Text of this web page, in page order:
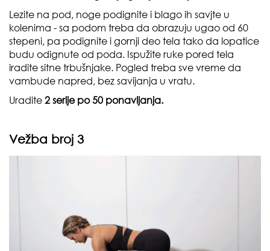
Lezite na pod, noge podignite i blago ih savjte u
kolenima - sa podom treba da obrazuju ugao od 60
stepeni, pa podignite i gornji deo tela tako da lopatice
budu odignute od poda. Ispužite ruke pored tela
iradite sitne trbušnjake. Pogled treba sve vreme da
vambude napred, bez savijanja u vratu.
Uradite 2 serije po 50 ponavljanja.
Vežba broj 3